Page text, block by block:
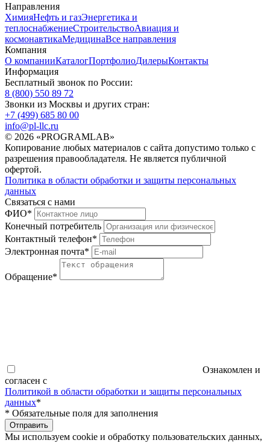
Направления
ХимияНефть и газЭнергетика и
теплоснабжениеСтроительствоАвиация и
космонавтикаМедицинаВсе направления
Компания
О компанииКаталогПортфолиоДилерыКонтакты
Информация
Бесплатный звонок по России:
8 (800) 550 89 72
Звонки из Москвы и других стран:
+7 (499) 685 80 00
info@pl-llc.ru
© 2026 «PROGRAMLAB»
Копирование любых материалов с сайта допустимо только с
разрешения правообладателя. Не является публичной
офертой.
Политика в области обработки и защиты персональных
данных
Связаться с нами
ФИО*
Конечный потребитель
Контактный телефон*
Электронная почта*
Обращение*
Ознакомлен и
согласен с
Политикой в области обработки и защиты персональных
данных*
* Обязательные поля для заполнения
Отправить
Мы используем cookie и обработку пользовательских данных,